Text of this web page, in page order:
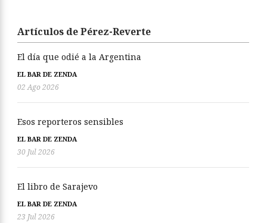
Artículos de Pérez-Reverte
El día que odié a la Argentina
EL BAR DE ZENDA
02 Ago 2026
Esos reporteros sensibles
EL BAR DE ZENDA
30 Jul 2026
El libro de Sarajevo
EL BAR DE ZENDA
23 Jul 2026